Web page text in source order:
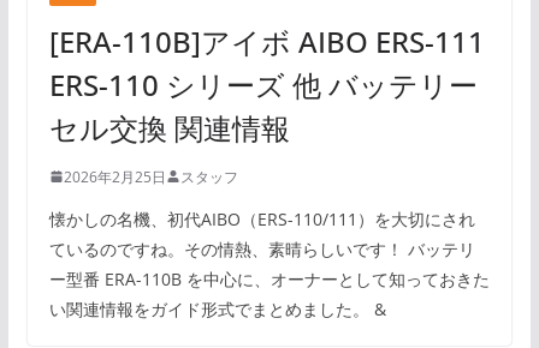
[ERA-110B]アイボ AIBO ERS-111
ERS-110 シリーズ 他 バッテリー
セル交換 関連情報
2026年2月25日 スタッフ
懐かしの名機、初代AIBO（ERS-110/111）を大切にされ
ているのですね。その情熱、素晴らしいです！ バッテリ
ー型番 ERA-110B を中心に、オーナーとして知っておきた
い関連情報をガイド形式でまとめました。 &